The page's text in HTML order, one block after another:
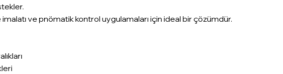
ve pnömatik kontrol uygulamaları için ideal bir çözümdür.